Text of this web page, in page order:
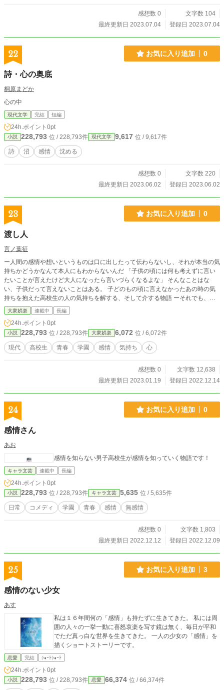
感想数 0
文字数 104
最終更新日 2023.07.04
登録日 2023.07.04
22 お気に入り追加 0
詩・心の奥底
桐原まどか
心の中
現代文学 完結 短編
24h.ポイント 0pt
小説 228,793 位 / 228,793件 現代文学 9,617 位 / 9,617件
詩 沼 感情 沈める
感想数 0
文字数 220
最終更新日 2023.06.02
登録日 2023.06.02
23 お気に入り追加 0
渡し人
言ノ葉征
ー人間の感情や想いというものは口に出したって伝わらないし、それが本当の気
持ちかどうかなんて本人にもわからないんだ 「子供の頃には何も考えずに言い
たいことが言えたけど大人になったら言いづらくなるよな」 そんなことはな
い、子供だって言えないことはある。 子どのもの頃に言えなかったあの時の気
持ちを抱えた高校生の人の気持ちを解する、そして介する物語 ーそれでも、人
間は理不尽に他者のことを理解したくなる生き物なのだろう この作品は「カク
ヨム」「小説家になろう」でも掲載しております。
大衆娯楽 連載中 長編
24h.ポイント 0pt
小説 228,793 位 / 228,793件 大衆娯楽 6,072 位 / 6,072件
現代 高校生 青春 学園 感情 気持ち 心
感想数 0
文字数 12,638
最終更新日 2023.01.19
登録日 2022.12.14
24 お気に入り追加 0
感情さん
あお
感情を知らない男子高校生が感情を知っていく物語です！
キャラ文芸 連載中 長編
24h.ポイント 0pt
小説 228,793 位 / 228,793件 キャラ文芸 5,635 位 / 5,635件
日常 コメディ 学園 青春 感情 無感情
感想数 0
文字数 1,803
最終更新日 2022.12.12
登録日 2022.12.09
25 お気に入り追加 3
感情のない少女
あす
私は１６年間何の「感情」も持たずに生きてきた。 私には周
囲の人々の一挙一動に喜怒哀楽を写す鏡は無く、毎日が平和
でただ真っ白な世界を生きてきた。 一人の少女の「感情」を
描くショートストーリーです。
恋愛 完結 ｼｮｰﾄｼｮｰﾄ
24h.ポイント 0pt
小説 228,793 位 / 228,793件 恋愛 66,374 位 / 66,374件